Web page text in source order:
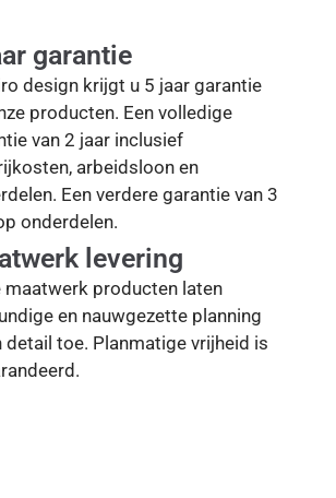
garantie
design krijgt u 5 jaar garantie
producten. Een volledige
van 2 jaar inclusief
arbeidsloon en
Een verdere garantie van 3
onderdelen.
levering
maatwerk producten laten
en nauwgezette planning
detail toe. Planmatige vrijheid is